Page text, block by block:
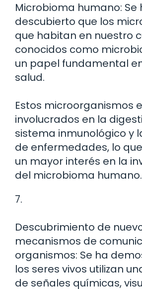
Microbioma humano: Se
descubierto que los
que habitan en nuestro
conocidos como
un papel fundamental
salud.
Estos microorganismos
involucrados en la
sistema inmunológico y
de enfermedades, lo
un mayor interés en la
del microbioma humano.
7.
Descubrimiento de
mecanismos de
organismos: Se ha
los seres vivos utilizan
de señales químicas,